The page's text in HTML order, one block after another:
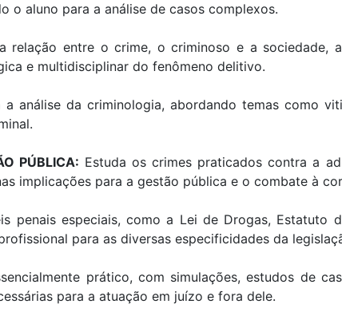
o aluno para a análise de casos complexos.
relação entre o crime, o criminoso e a sociedade,
e multidisciplinar do fenômeno delitivo.
a análise da criminologia, abordando temas como
PÚBLICA: Estuda os crimes praticados contra a
implicações para a gestão pública e o combate à
penais especiais, como a Lei de Drogas, Estatuto
para as diversas especificidades da
prático, com simulações, estudos de
para a atuação em juízo e fora dele.